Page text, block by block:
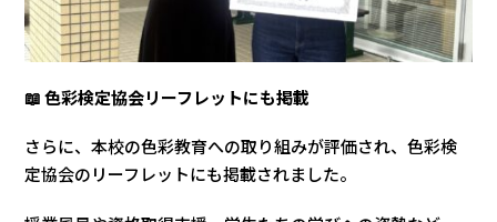
📖 色彩検定協会リーフレットにも掲載
さらに、本校の色彩教育への取り組みが評価され、色彩検
定協会のリーフレットにも掲載されました。